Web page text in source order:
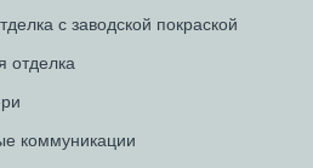
с заводской покраской
отделка
коммуникации